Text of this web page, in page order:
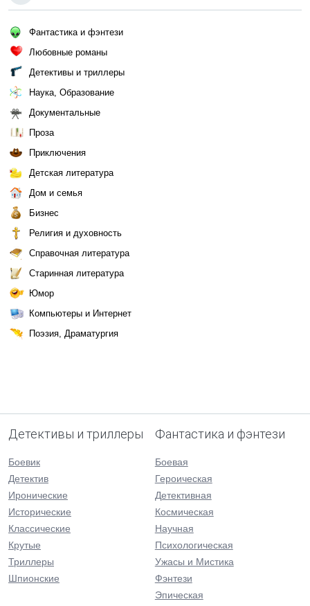
Фантастика и фэнтези
Любовные романы
Детективы и триллеры
Наука, Образование
Документальные
Проза
Приключения
Детская литература
Дом и семья
Бизнес
Религия и духовность
Справочная литература
Старинная литература
Юмор
Компьютеры и Интернет
Поэзия, Драматургия
Детективы и триллеры
Боевик
Детектив
Иронические
Исторические
Классические
Крутые
Триллеры
Шпионские
Фантастика и фэнтези
Боевая
Героическая
Детективная
Космическая
Научная
Психологическая
Ужасы и Мистика
Фэнтези
Эпическая